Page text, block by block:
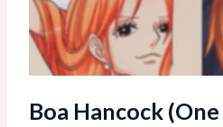
Boa Hancock